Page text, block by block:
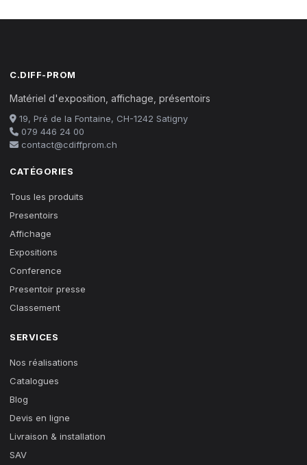
C.DIFF-PROM
Matériel d'exposition, affichage, présentoirs
19, Pré de la Fontaine, CH-1242 Satigny
079 446 24 00
contact@cdiffprom.ch
CATÉGORIES
Tous les produits
Presentoirs
Affichage
Expositions
Conference
Presentoir presse
Classement
SERVICES
Nos réalisations
Catalogues
Blog
Devis en ligne
Livraison & installation
SAV